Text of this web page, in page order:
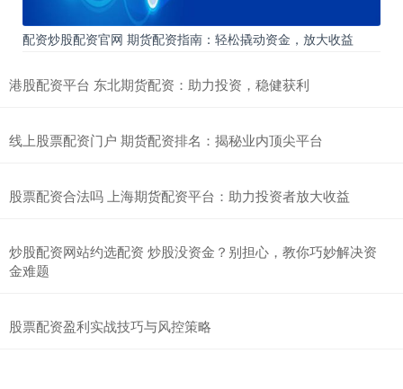
配资炒股配资官网 期货配资指南：轻松撬动资金，放大收益
港股配资平台 东北期货配资：助力投资，稳健获利
线上股票配资门户 期货配资排名：揭秘业内顶尖平台
股票配资合法吗 上海期货配资平台：助力投资者放大收益
炒股配资网站约选配资 炒股没资金？别担心，教你巧妙解决资
金难题
股票配资盈利实战技巧与风控策略